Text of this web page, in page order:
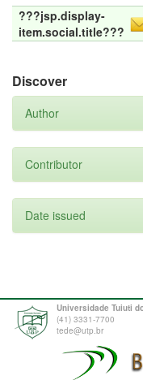
???jsp.display-
item.social.title???
Discover
Author
Contributor
Date issued
Universidade Tuiuti
(41) 3331-7700
tede@utp.br